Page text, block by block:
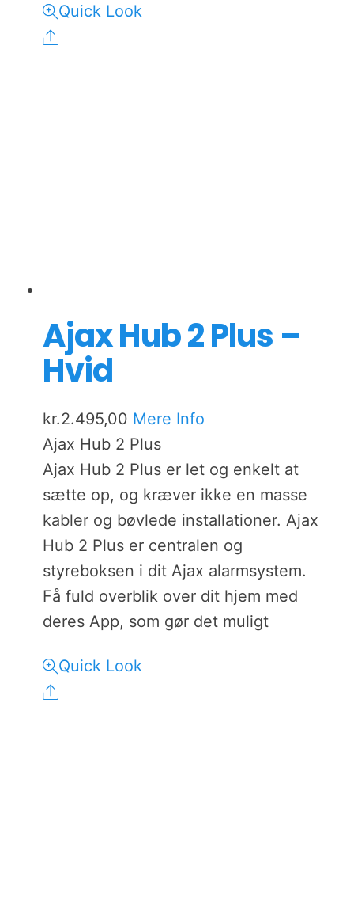
Quick Look
Share
Ajax Hub 2 Plus –
Hvid
kr.2.495,00 Mere Info
Ajax Hub 2 Plus
Ajax Hub 2 Plus er let og enkelt at
sætte op, og kræver ikke en masse
kabler og bøvlede installationer. Ajax
Hub 2 Plus er centralen og
styreboksen i dit Ajax alarmsystem.
Få fuld overblik over dit hjem med
deres App, som gør det muligt
Quick Look
Share